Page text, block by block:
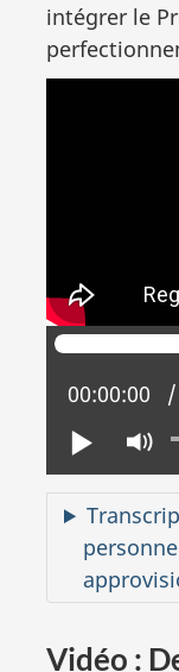
intégrer le
Lire
le
Position
00:00:00
Vidéo :